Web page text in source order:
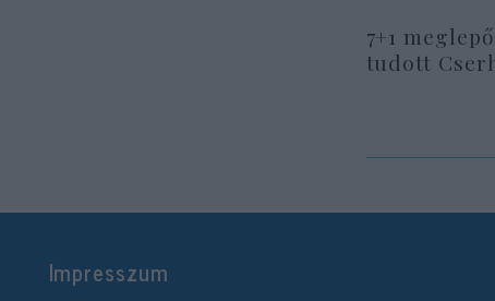
7+1
tudott
Impresszum